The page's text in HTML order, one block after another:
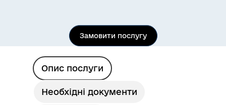
Замовити послугу
Опис послуги
Необхідні документи